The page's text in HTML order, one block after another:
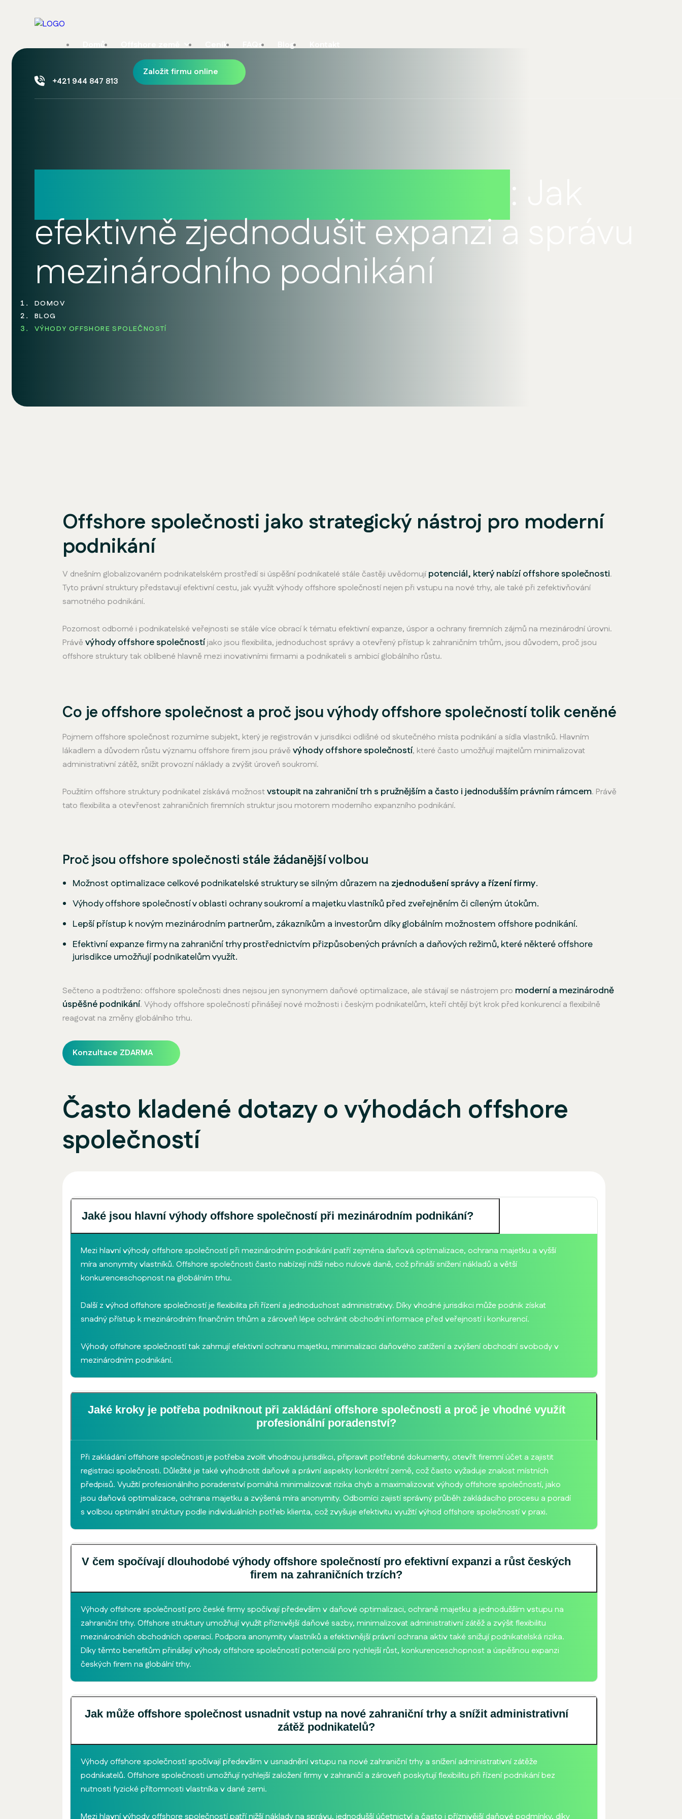
Domů Ceník FAQs Blog
+421 944 847 813
Založit firmu online
: Jak
efektivně zjednodušit expanzi a správu
mezinárodního podnikání
DOMOV
BLOG
VÝHODY OFFSHORE SPOLEČNOSTÍ
Offshore společnosti jako strategický nástroj pro moderní
podnikání
V dnešním globalizovaném podnikatelském prostředí si úspěšní podnikatelé stále častěji uvědomujípotenciál, který nabízí offshore společnosti.
Tyto právní struktury představují efektivní cestu, jak využít výhody offshore společností nejen při vstupu na nové trhy, ale také při zefektivňování
samotného podnikání.
Pozornost odborné i podnikatelské veřejnosti se stále více obrací k tématu efektivní expanze, úspor a ochrany firemních zájmů na mezinárodní úrovni.
Právě výhody offshore společnostíjako jsou flexibilita, jednoduchost správy a otevřený přístup k zahraničním trhům, jsou důvodem, proč jsou
offshore struktury tak oblíbené hlavně mezi inovativními firmami a podnikateli s ambicí globálního růstu.
Co je offshore společnost a proč jsou výhody offshore společností tolik ceněné
Pojmem offshore společnost rozumíme subjekt, který je registrován v jurisdikci odlišné od skutečného místa podnikání a sídla vlastníků. Hlavním
lákadlem a důvodem růstu významu offshore firem jsou právě výhody offshore společností, které často umožňují majitelům minimalizovat
administrativní zátěž, snížit provozní náklady a zvýšit úroveň soukromí.
Použitím offshore struktury podnikatel získává možnostvstoupit na zahraniční trh s pružnějším a často i jednodušším právním rámcem. Právě
tato flexibilita a otevřenost zahraničních firemních struktur jsou motorem moderního expanzního podnikání.
Proč jsou offshore společnosti stále žádanější volbou
Možnost optimalizace celkové podnikatelské struktury se silným důrazem na zjednodušení správy a řízení firmy.
Výhody offshore společností v oblasti ochrany soukromí a majetku vlastníků před zveřejněním či cíleným útokům.
Lepší přístup k novým mezinárodním partnerům, zákazníkům a investorům díky globálním možnostem offshore podnikání.
Efektivní expanze firmy na zahraniční trhy prostřednictvím přizpůsobených právních a daňových režimů, které některé offshore
jurisdikce umožňují podnikatelům využít.
Sečteno a podtrženo: offshore společnosti dnes nejsou jen synonymem daňové optimalizace, ale stávají se nástrojem pro moderní a mezinárodně
úspěšné podnikání. Výhody offshore společností přinášejí nové možnosti i českým podnikatelům, kteří chtějí být krok před konkurencí a flexibilně
reagovat na změny globálního trhu.
Konzultace ZDARMA
Často kladené dotazy o výhodách offshore
společností
Jaké jsou hlavní výhody offshore společností při mezinárodním podnikání?
Mezi hlavní výhody offshore společností při mezinárodním podnikání patří zejména daňová optimalizace, ochrana majetku a vyšší
míra anonymity vlastníků. Offshore společnosti často nabízejí nižší nebo nulové daně, což přináší snížení nákladů a větší
konkurenceschopnost na globálním trhu.
Další z výhod offshore společností je flexibilita při řízení a jednoduchost administrativy. Díky vhodné jurisdikci může podnik získat
snadný přístup k mezinárodním finančním trhům a zároveň lépe ochránit obchodní informace před veřejností i konkurencí.
Výhody offshore společností tak zahrnují efektivní ochranu majetku, minimalizaci daňového zatížení a zvýšení obchodní svobody v
mezinárodním podnikání.
Jaké kroky je potřeba podniknout při zakládání offshore společnosti a proč je vhodné využít
profesionální poradenství?
Při zakládání offshore společnosti je potřeba zvolit vhodnou jurisdikci, připravit potřebné dokumenty, otevřít firemní účet a zajistit
registraci společnosti. Důležité je také vyhodnotit daňové a právní aspekty konkrétní země, což často vyžaduje znalost místních
předpisů. Využití profesionálního poradenství pomáhá minimalizovat rizika chyb a maximalizovat výhody offshore společností, jako
jsou daňová optimalizace, ochrana majetku a zvýšená míra anonymity. Odborníci zajistí správný průběh zakládacího procesu a poradí
s volbou optimální struktury podle individuálních potřeb klienta, což zvyšuje efektivitu využití výhod offshore společností v praxi.
V čem spočívají dlouhodobé výhody offshore společností pro efektivní expanzi a růst českých
firem na zahraničních trzích?
Výhody offshore společností pro české firmy spočívají především v daňové optimalizaci, ochraně majetku a jednodušším vstupu na
zahraniční trhy. Offshore struktury umožňují využít příznivější daňové sazby, minimalizovat administrativní zátěž a zvýšit flexibilitu
mezinárodních obchodních operací. Podpora anonymity vlastníků a efektivnější právní ochrana aktiv také snižují podnikatelská rizika.
Díky těmto benefitům přinášejí výhody offshore společností potenciál pro rychlejší růst, konkurenceschopnost a úspěšnou expanzi
českých firem na globální trhy.
Jak může offshore společnost usnadnit vstup na nové zahraniční trhy a snížit administrativní
zátěž podnikatelů?
Výhody offshore společností spočívají především v usnadnění vstupu na nové zahraniční trhy a snížení administrativní zátěže
podnikatelů. Offshore společnosti umožňují rychlejší založení firmy v zahraničí a zároveň poskytují flexibilitu při řízení podnikání bez
nutnosti fyzické přítomnosti vlastníka v dané zemi.